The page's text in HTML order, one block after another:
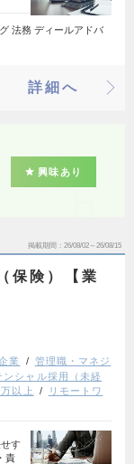
法務 ディールアドバ
詳細へ
興味あり
掲載期間 26/08/02～26/08/15
保険）【業
業
管理職・マネジ
ンシャル採用（未経
以上
リモートワ
す
責